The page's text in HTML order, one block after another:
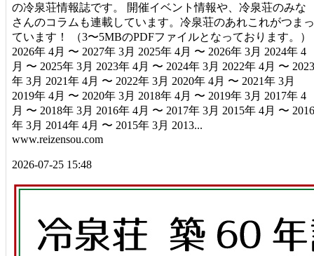
の冷泉荘情報誌です。 開催イベント情報や、冷泉荘のみな
さんのコラムも連載しています。冷泉荘のあれこれがつまっ
ています！ （3〜5MBのPDFファイルとなっております。）
2026年 4月 〜 2027年 3月 2025年 4月 〜 2026年 3月 2024年 4
月 〜 2025年 3月 2023年 4月 〜 2024年 3月 2022年 4月 〜 2023
年 3月 2021年 4月 〜 2022年 3月 2020年 4月 〜 2021年 3月
2019年 4月 〜 2020年 3月 2018年 4月 〜 2019年 3月 2017年 4
月 〜 2018年 3月 2016年 4月 〜 2017年 3月 2015年 4月 〜 2016
年 3月 2014年 4月 〜 2015年 3月 2013...
www.reizensou.com
2026-07-25 15:48